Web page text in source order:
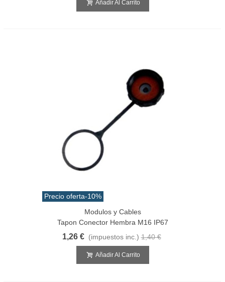
Añadir Al Carrito
Precio oferta-10%
Modulos y Cables
Tapon Conector Hembra M16 IP67
1,26 € (impuestos inc.) 1,40 €
Añadir Al Carrito